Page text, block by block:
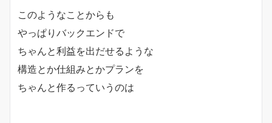
このようなことからも
やっぱりバックエンドで
ちゃんと利益を出だせるような
構造とか仕組みとかプランを
ちゃんと作るっていうのは